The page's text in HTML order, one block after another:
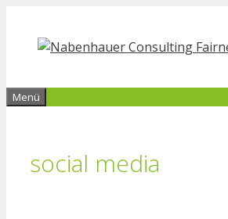
Inhalt
springen
Menü
social media